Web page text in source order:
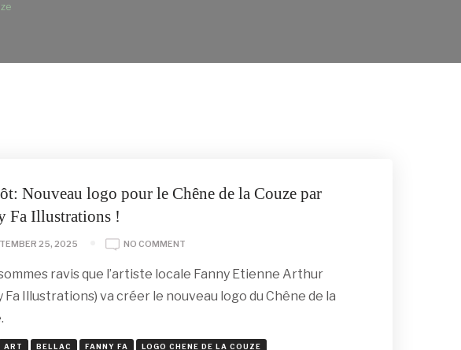
Nouveau logo pour le Chêne de la Couze par
Fa Illustrations !
25, 2025 NO COMMENT
NOUVEAU
POUR
ravis que l’artiste locale Fanny Etienne Arthur
Fa Illustrations) va créer le nouveau logo du Chêne de la
ART BELLAC FANNY FA LOGO CHENE DE LA COUZE